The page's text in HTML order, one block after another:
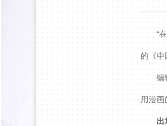
“
的《
编
用漫
出